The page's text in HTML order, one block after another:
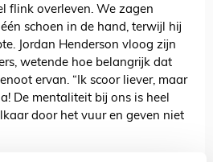
flink overleven. We zagen
schoen in de hand, terwijl hij
Jordan Henderson vloog zijn
wetende hoe belangrijk dat
ervan. “Ik scoor liever, maar
De mentaliteit bij ons is heel
door het vuur en geven niet